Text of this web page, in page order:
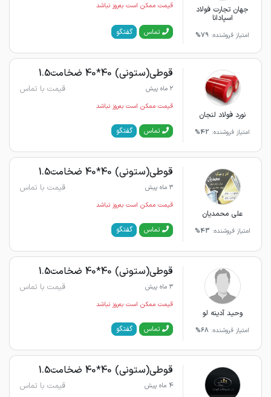
جهان تجارت فولاد
اسپادانا
امتیاز فروشنده: 79%
قیمت ممکن است به‌روز نباشد
تماس گفتگو
نورد فولاد لنجان
امتیاز فروشنده: 42%
قوطی(ستونی) 40*40 ضخامت1.5
2 ماه پیش قیمت با تماس
قیمت ممکن است به‌روز نباشد
تماس گفتگو
علی محمدیان
امتیاز فروشنده: 43%
قوطی(ستونی) 40*40 ضخامت1.5
3 ماه پیش قیمت با تماس
قیمت ممکن است به‌روز نباشد
تماس گفتگو
وحید آدینه لو
امتیاز فروشنده: 68%
قوطی(ستونی) 40*40 ضخامت1.5
3 ماه پیش قیمت با تماس
قیمت ممکن است به‌روز نباشد
تماس گفتگو
قوطی(ستونی) 40*40 ضخامت1.5
4 ماه پیش قیمت با تماس